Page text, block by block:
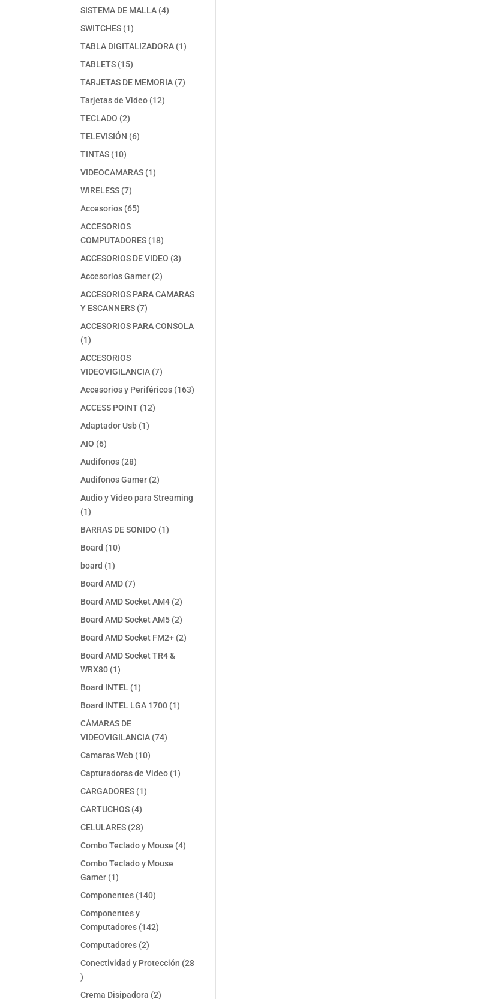
productos
SISTEMA DE MALLA 44
SWITCHES 11
producto
TABLA DIGITALIZADORA 11
TABLETS 1515
productos
TARJETAS DE MEMORIA 77
Tarjetas de Video 1212
TECLADO 22
productos
TELEVISIÓN 66
TINTAS 1010
productos
VIDEOCAMARAS 11
WIRELESS 77
productos
Accesorios 6565
ACCESORIOS
COMPUTADORES 1818
productos
ACCESORIOS DE VIDEO 33
Accesorios Gamer 22
productos
ACCESORIOS PARA CAMARAS
Y ESCANNERS 77
productos
ACCESORIOS PARA CONSOLA
11
producto
ACCESORIOS
VIDEOVIGILANCIA 77
productos
Accesorios y Periféricos 163163
ACCESS POINT 1212
Adaptador Usb 11
AIO 66
productos
Audifonos 2828
productos
Audifonos Gamer 22
productos
Audio y Video para Streaming
11
producto
BARRAS DE SONIDO 11
Board 1010
board 11
producto
Board AMD 77
productos
Board AMD Socket AM4 22
productos
Board AMD Socket AM5 22
productos
Board AMD Socket FM2+ 22
Board AMD Socket TR4 &
WRX80 11
producto
Board INTEL 11
producto
Board INTEL LGA 1700 11
CÁMARAS DE
VIDEOVIGILANCIA 7474
Camaras Web 1010
productos
Capturadoras de Video 11
CARGADORES 11
CARTUCHOS 44
productos
CELULARES 2828
productos
Combo Teclado y Mouse 44
Combo Teclado y Mouse
Gamer 11
producto
Componentes 140140
Componentes y
Computadores 142142
Computadores 22
productos
Conectividad y Protección 28
28
productos
Crema Disipadora 22